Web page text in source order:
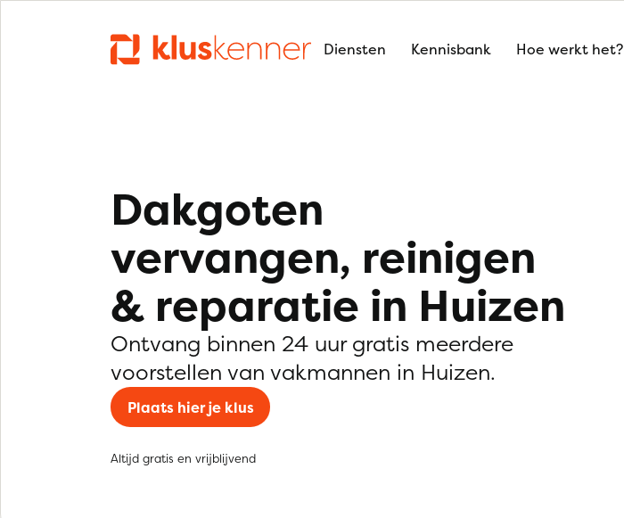
Diensten Kennisbank Hoe werkt het?
Dakgoten
vervangen, reinigen
& reparatie in Huizen
Ontvang binnen 24 uur gratis meerdere
voorstellen van vakmannen in Huizen.
Plaats hier je klus
Altijd gratis en vrijblijvend